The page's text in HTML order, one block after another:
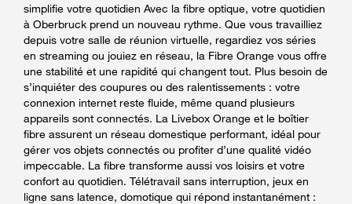
simplifie votre quotidien Avec la fibre optique, votre quotidien
à Oberbruck prend un nouveau rythme. Que vous travailliez
depuis votre salle de réunion virtuelle, regardiez vos séries
en streaming ou jouiez en réseau, la Fibre Orange vous offre
une stabilité et une rapidité qui changent tout. Plus besoin de
s’inquiéter des coupures ou des ralentissements : votre
connexion internet reste fluide, même quand plusieurs
appareils sont connectés. La Livebox Orange et le boîtier
fibre assurent un réseau domestique performant, idéal pour
gérer vos objets connectés ou profiter d’une qualité vidéo
impeccable. La fibre transforme aussi vos loisirs et votre
confort au quotidien. Télétravail sans interruption, jeux en
ligne sans latence, domotique qui répond instantanément :